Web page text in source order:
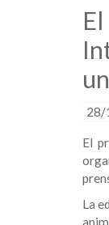
28/
El
La